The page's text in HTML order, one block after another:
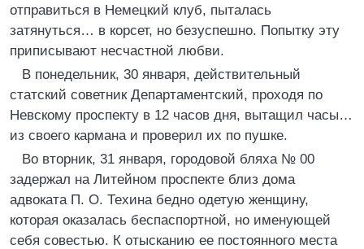
отправиться в Немецкий клуб, пыталась
затянуться… в корсет, но безуспешно. Попытку эту
приписывают несчастной любви.
В понедельник, 30 января, действительный
статский советник Департаментский, проходя по
Невскому проспекту в 12 часов дня, вытащил часы…
из своего кармана и проверил их по пушке.
Во вторник, 31 января, городовой бляха № 00
задержал на Литейном проспекте близ дома
адвоката П. О. Техина бедно одетую женщину,
которая оказалась беспаспортной, но именующей
себя совестью. К отысканию ее постоянного места